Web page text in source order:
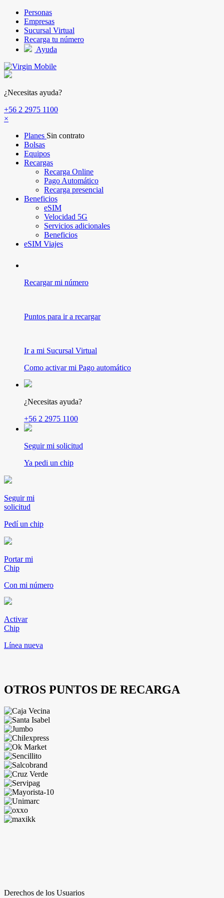
Pasar al contenido principal
Personas
Empresas
Sucursal Virtual
Recarga tu número
Ayuda
¿Necesitas ayuda?
+56 2 2975 1100
×
Planes Sin contrato
Bolsas
Equipos
Recargas
Recarga Online
Pago Automático
Recarga presencial
Beneficios
eSIM
Velocidad 5G
Servicios adicionales
Beneficios
eSIM Viajes
Recargar mi número
Puntos para ir a recargar
Ir a mi Sucursal Virtual
Como activar mi Pago automático
¿Necesitas ayuda?
+56 2 2975 1100
Seguir mi solicitud
Ya pedi un chip
Seguir mi
solicitud
Pedí un chip
Portar mi
Chip
Con mi número
Activar
Chip
Línea nueva
OTROS PUNTOS DE RECARGA
Derechos de los Usuarios